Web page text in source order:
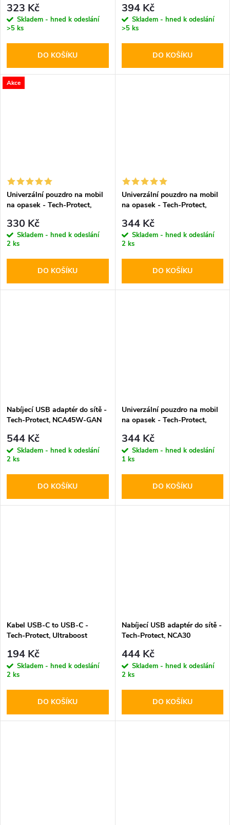
323 Kč
Skladem - hned k odeslání
>5 ks
DO KOŠÍKU
394 Kč
Skladem - hned k odeslání
>5 ks
DO KOŠÍKU
Akce
Univerzální pouzdro na mobil
na opasek - Tech-Protect,
330 Kč
Skladem - hned k odeslání
2 ks
DO KOŠÍKU
Univerzální pouzdro na mobil
na opasek - Tech-Protect,
344 Kč
Skladem - hned k odeslání
2 ks
DO KOŠÍKU
Nabíjecí USB adaptér do sítě -
Tech-Protect, NCA45W-GAN
C kabel
544 Kč
Skladem - hned k odeslání
2 ks
DO KOŠÍKU
Univerzální pouzdro na mobil
na opasek - Tech-Protect,
344 Kč
Skladem - hned k odeslání
1 ks
DO KOŠÍKU
Kabel USB-C to USB-C -
Tech-Protect, Ultraboost
194 Kč
Skladem - hned k odeslání
2 ks
DO KOŠÍKU
Nabíjecí USB adaptér do sítě -
Tech-Protect, NCA30
444 Kč
Skladem - hned k odeslání
2 ks
DO KOŠÍKU